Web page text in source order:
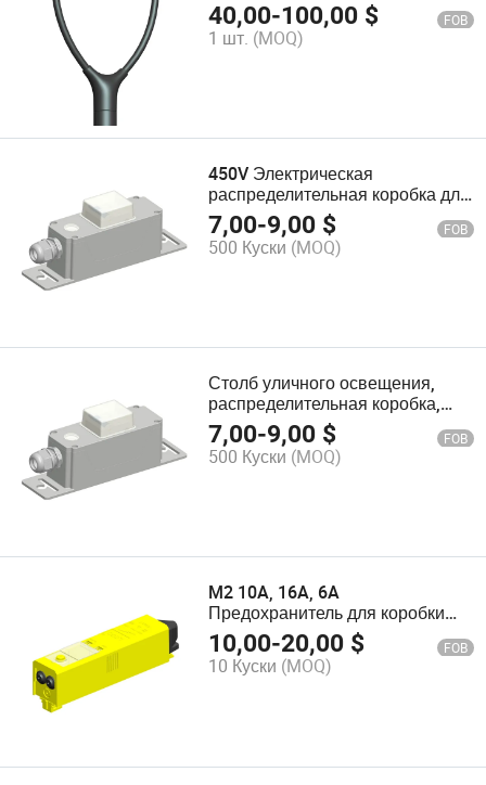
светильник
40,00-100,00 $ FOB
1 шт. (MOQ)
450V Электрическая
распределительная коробка для
монтажа на столбе
7,00-9,00 $ FOB
500 Куски (MOQ)
Столб уличного освещения,
распределительная коробка,
основание лампового столба,
распределительная коробка
7,00-9,00 $ FOB
500 Куски (MOQ)
M2 10A, 16A, 6A
Предохранитель для коробки
предохранителей уличного
освещения
10,00-20,00 $ FOB
10 Куски (MOQ)